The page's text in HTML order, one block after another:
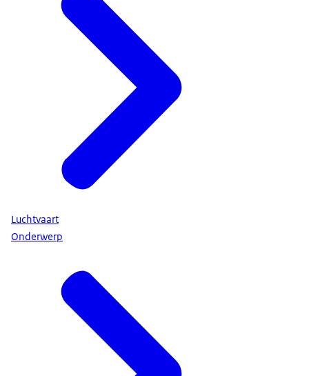
Luchtvaart
Onderwerp